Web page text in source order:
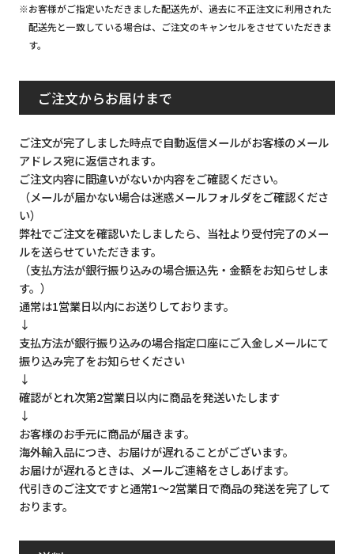
※お客様がご指定いただきました配送先が、過去に不正注文に利用された
配送先と一致している場合は、ご注文のキャンセルをさせていただきま
す。
ご注文からお届けまで
ご注文が完了しました時点で自動返信メールがお客様のメール
アドレス宛に返信されます。
ご注文内容に間違いがないか内容をご確認ください。
（メールが届かない場合は迷惑メールフォルダをご確認くださ
い）
弊社でご注文を確認いたしましたら、当社より受付完了のメー
ルを送らせていただきます。
（支払方法が銀行振り込みの場合振込先・金額をお知らせしま
す。）
通常は1営業日以内にお送りしております。
↓
支払方法が銀行振り込みの場合指定口座にご入金しメールにて
振り込み完了をお知らせください
↓
確認がとれ次第2営業日以内に商品を発送いたします
↓
お客様のお手元に商品が届きます。
海外輸入品につき、お届けが遅れることがございます。
お届けが遅れるときは、メールご連絡をさしあげます。
代引きのご注文ですと通常1～2営業日で商品の発送を完了して
おります。